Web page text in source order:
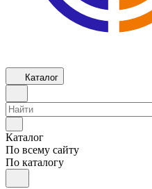
Каталог
Каталог
По всему сайту
По каталогу